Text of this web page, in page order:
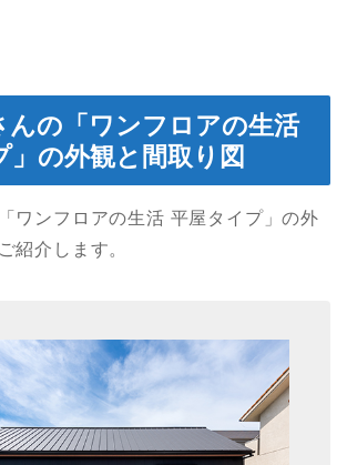
んの「ワンフロアの生活
」の外観と間取り図
ワンフロアの生活 平屋タイプ」の外
紹介します。